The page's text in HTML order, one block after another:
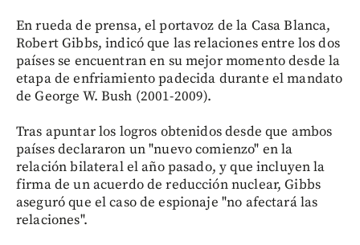
En rueda de prensa, el portavoz de la Casa Blanca,
Robert Gibbs, indicó que las relaciones entre los dos
países se encuentran en su mejor momento desde la
etapa de enfriamiento padecida durante el mandato
de George W. Bush (2001-2009).
Tras apuntar los logros obtenidos desde que ambos
países declararon un "nuevo comienzo" en la
relación bilateral el año pasado, y que incluyen la
firma de un acuerdo de reducción nuclear, Gibbs
aseguró que el caso de espionaje "no afectará las
relaciones".